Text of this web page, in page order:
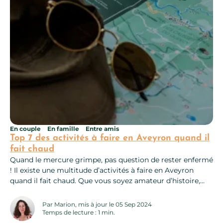
Top 7 des activités à faire en Aveyron quand il
fait chaud
En couple En famille Entre amis
Quand le mercure grimpe, pas question de rester enfermé
! Il existe une multitude d’activités à faire en Aveyron
quand il fait chaud. Que vous soyez amateur d’histoire,
trouverez votre bonheur. Voici notre top 7 des meilleures
activités pour profiter même quand il fait chaud ! La...
Par Marion, mis à jour le 05 Sep 2024
Temps de lecture : 1 min.